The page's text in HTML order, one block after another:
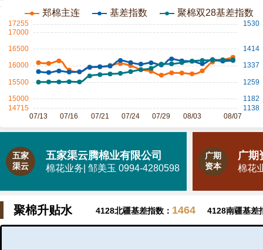
五家
渠云
五家渠云腾棉业有限公司
棉花业务| 邹美玉 0994-4280598
广期
资本
广期
棉花
聚棉升贴水 4128北疆基差指数： 1464 4128南疆基差